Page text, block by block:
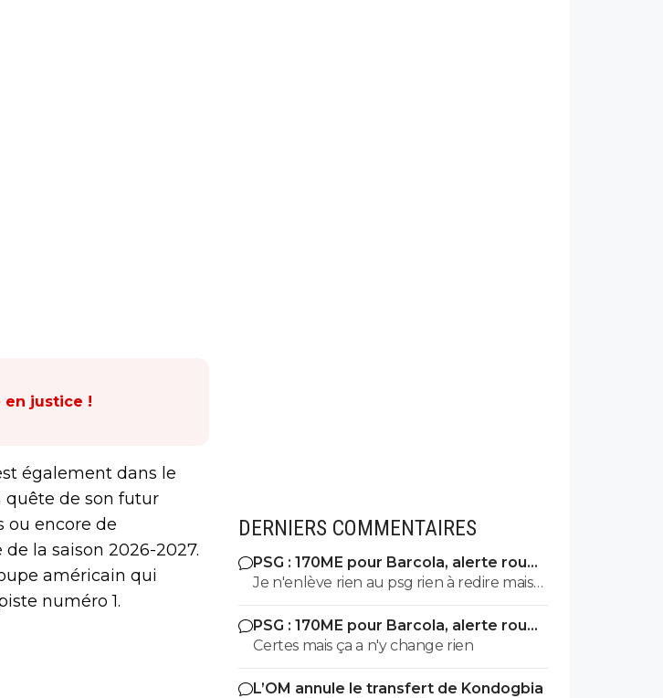
en justice !
également dans le
quête de son futur
ou encore de
la saison 2026-2027.
américain qui
numéro 1.
DERNIERS COMMENTAIRES
PSG : 170ME pour Barcola, alerte rouge
à Liverpool
Je n'enlève rien au psg rien à redire mais
barcola c'est pas plus de 80-100 hors
bonus faut arrêter c'est pas kvara
Mbappé Dembelé haaland
PSG : 170ME pour Barcola, alerte rouge
à Liverpool
Certes mais ça a n'y change rien
L’OM annule le transfert de Kondogbia